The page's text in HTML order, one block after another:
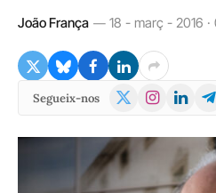
João França 18 - març - 2016 ·
Segueix-nos
X
Instagram
LinkedIn